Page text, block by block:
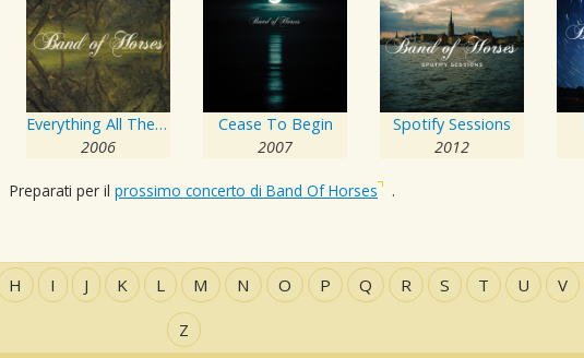
Everything All The Time
2006
Cease To Begin
2007
Spotify Sessions
2012
Preparati per il prossimo concerto di Band Of Horses .
H I J K L M N O P Q R S T U V
Z